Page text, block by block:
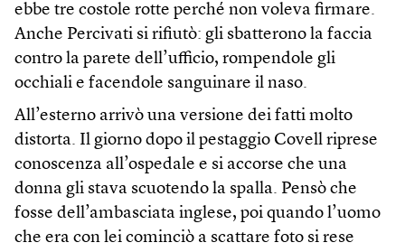
ebbe tre costole rotte perché non voleva firmare.
Anche Percivati si rifiutò: gli sbatterono la faccia
contro la parete dell’ufficio, rompendole gli
occhiali e facendole sanguinare il naso.
All’esterno arrivò una versione dei fatti molto
distorta. Il giorno dopo il pestaggio Covell riprese
conoscenza all’ospedale e si accorse che una
donna gli stava scuotendo la spalla. Pensò che
fosse dell’ambasciata inglese, poi quando l’uomo
che era con lei cominciò a scattare foto si rese